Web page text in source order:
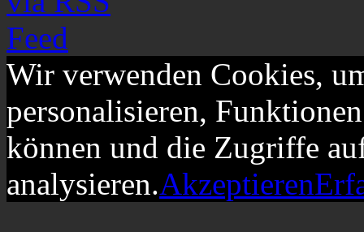
Wir verwenden Cookies,
personalisieren,
können und die Zugriffe
analysieren.Akzeptieren